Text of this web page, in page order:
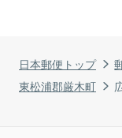
日本郵便トップ
東松浦郡厳木町